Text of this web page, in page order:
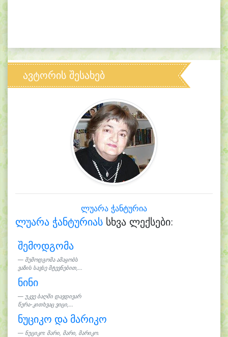
ავტორის შესახებ
ლუარა ჭანტურია
ლუარა ჭანტურიას სხვა ლექსები:
შემოდგომა
შემოდგომა ამაყობს
ვაზის სავსე მტევნებით,...
ნინი
უკვე ბაღში დავდივარ
წერა-კითხვაც ვიცი,...
ნუციკო და მარიკო
ნუციკო: მარი, მარი, მარიკო.